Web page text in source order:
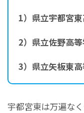
1）県立宇都宮
2）県立佐野高
3）県立矢板東
宇都宮東は万遍な